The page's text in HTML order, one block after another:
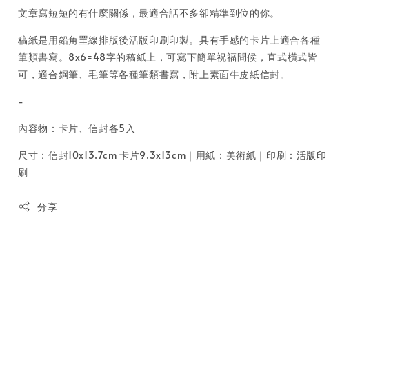
文章寫短短的有什麼關係，最適合話不多卻精準到位的你。
稿紙是用鉛角罣線排版後活版印刷印製。具有手感的卡片上適合各種
筆類書寫。8x6=48字的稿紙上，可寫下簡單祝福問候，直式橫式皆
可，適合鋼筆、毛筆等各種筆類書寫，附上素面牛皮紙信封。
-
內容物：卡片、信封各5入
尺寸：信封10x13.7cm 卡片9.3x13cm｜用紙：美術紙｜印刷：活版印
刷
分享